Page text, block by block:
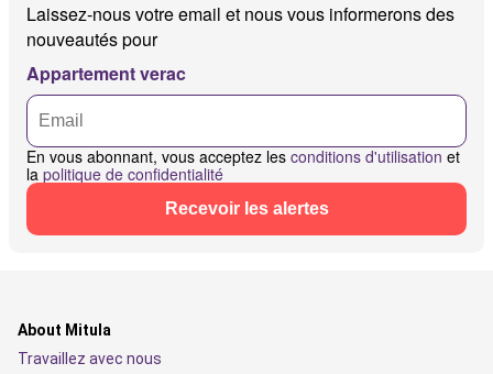
Laissez-nous votre email et nous vous informerons des
nouveautés pour
Appartement verac
En vous abonnant, vous acceptez les conditions d'utilisation et
la politique de confidentialité
Recevoir les alertes
About Mitula
Travaillez avec nous